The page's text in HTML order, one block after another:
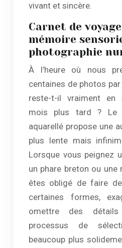
vivant et sincère.
Carnet de
mémoire
photographie
À l’heure où nous
centaines de photos
reste-t-il vraiment en
mois plus tard ? Le
aquarellé propose une
plus lente mais
Lorsque vous peignez
un phare breton ou une
êtes obligé de faire
certaines formes,
omettre des détails
processus de
beaucoup plus